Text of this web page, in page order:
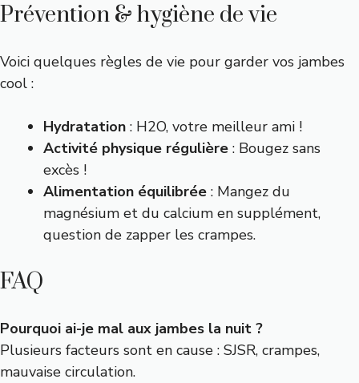
Prévention & hygiène de vie
Voici quelques règles de vie pour garder vos jambes
cool :
Hydratation : H2O, votre meilleur ami !
Activité physique régulière : Bougez sans
excès !
Alimentation équilibrée : Mangez du
magnésium et du calcium en supplément,
question de zapper les crampes.
FAQ
Pourquoi ai-je mal aux jambes la nuit ?
Plusieurs facteurs sont en cause : SJSR, crampes,
mauvaise circulation.